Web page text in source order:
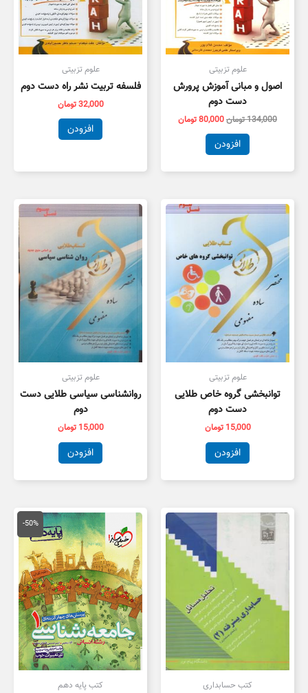
علوم تزبیتی
اصول و مبانی آموزش پرورش
دست دوم
134,000تومان80,000تومان
افزودن
علوم تزبیتی
فلسفه تربیت نشر راه دست دوم
32,000تومان
افزودن
علوم تزبیتی
توانبخشی گروه خاص طلایی
دست دوم
15,000 تومان
افزودن
علوم تزبیتی
روانشناسی سیاسی طلایی دست
دوم
15,000 تومان
افزودن
کتب حسابداری
-50%
کتب پایه دهم
قیمت
اصلی
50,000 تومان
بود.
قیمت
فعلی
است.